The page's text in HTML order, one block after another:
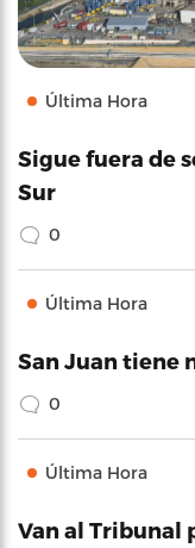
Última Hora
Sigue fuera de
Sur
0
Última Hora
San Juan tiene
0
Última Hora
Van al Tribunal